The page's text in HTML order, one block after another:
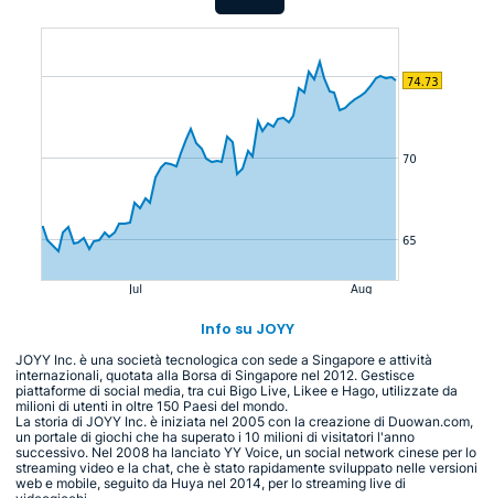
Info su JOYY
JOYY Inc. è una società tecnologica con sede a Singapore e attività
internazionali, quotata alla Borsa di Singapore nel 2012. Gestisce
piattaforme di social media, tra cui Bigo Live, Likee e Hago, utilizzate da
milioni di utenti in oltre 150 Paesi del mondo.
La storia di JOYY Inc. è iniziata nel 2005 con la creazione di Duowan.com,
un portale di giochi che ha superato i 10 milioni di visitatori l'anno
successivo. Nel 2008 ha lanciato YY Voice, un social network cinese per lo
streaming video e la chat, che è stato rapidamente sviluppato nelle versioni
web e mobile, seguito da Huya nel 2014, per lo streaming live di